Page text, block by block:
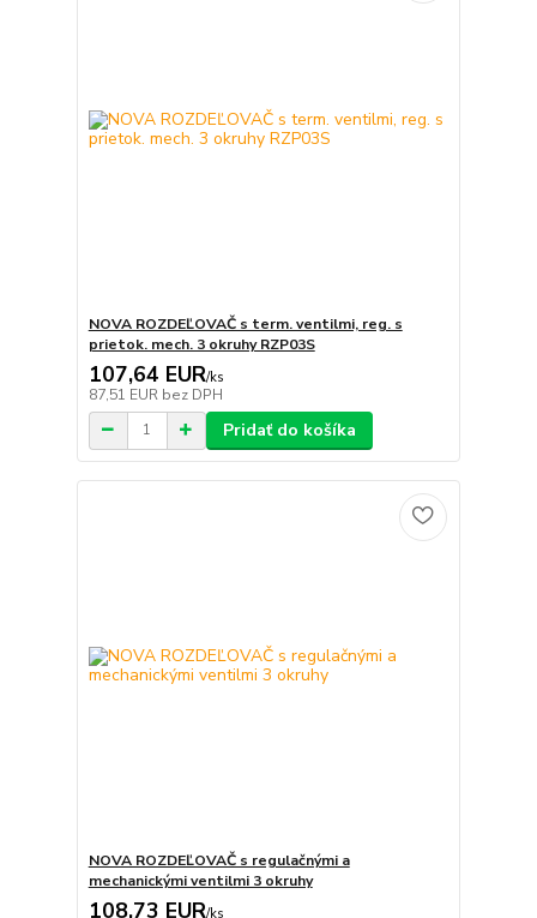
NOVA ROZDEĽOVAČ s term. ventilmi, reg. s
prietok. mech. 3 okruhy RZP03S
107,64 EUR/ks
87,51 EUR bez DPH
Pridať do košíka
NOVA ROZDEĽOVAČ s regulačnými a
mechanickými ventilmi 3 okruhy
108,73 EUR/ks